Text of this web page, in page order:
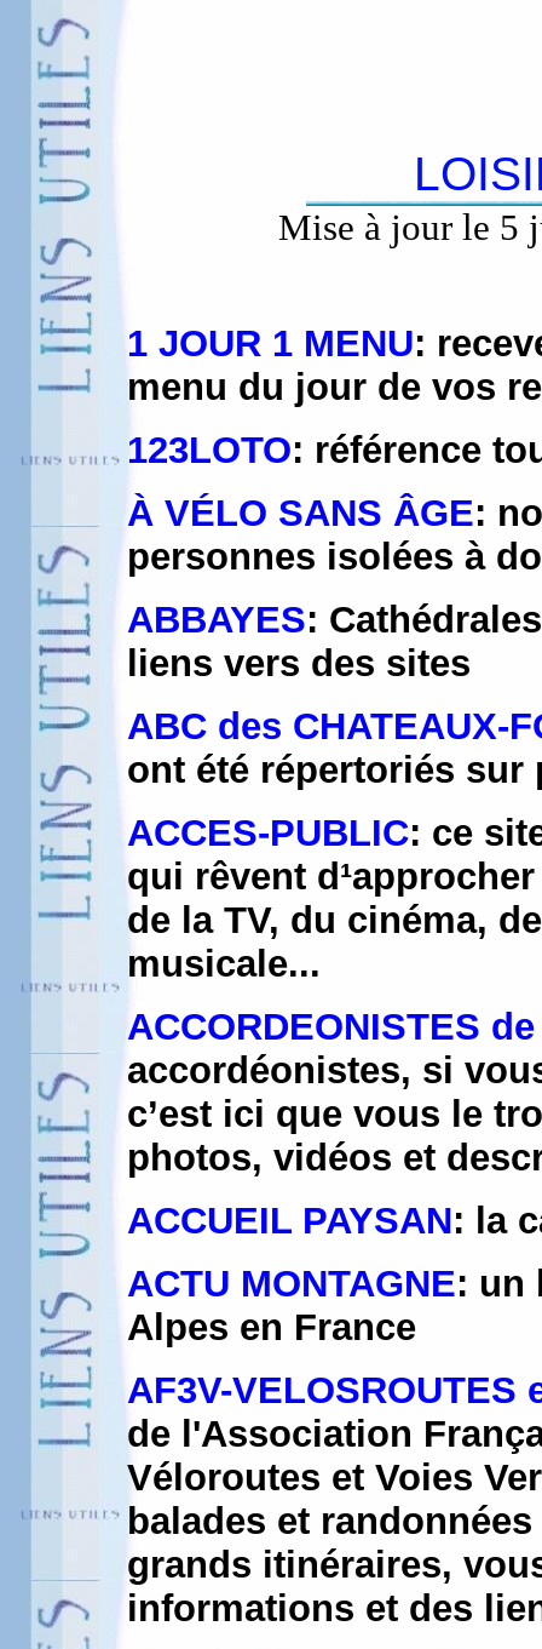
Mise à jour le 5
1 JOUR 1 MENU:
menu du jour de vos
123LOTO: référence
À VÉLO SANS ÂGE:
personnes isolées à
ABBAYES:
liens vers des sites
ABC des CHATEAUX-
ont été répertoriés sur
ACCES-PUBLIC: ce
qui rêvent
de la TV, du cinéma,
musicale...
ACCORDEONISTES
accordéonistes, si
c’est ici que vous le
photos, vidéos et
ACCUEIL PAYSAN: la
ACTU MONTAGNE: un
Alpes en France
AF3V-VELOSROUTES
de l'Association
Véloroutes et Voies
balades et
grands itinéraires,
informations et des